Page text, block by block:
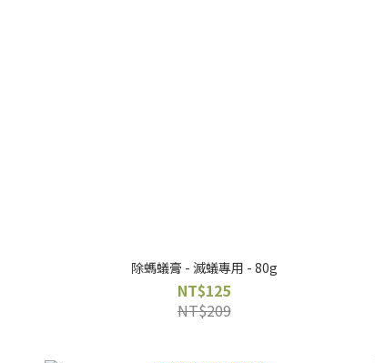
除螞蟻膏 - 滅蟻專用 - 80g
NT$125
NT$209